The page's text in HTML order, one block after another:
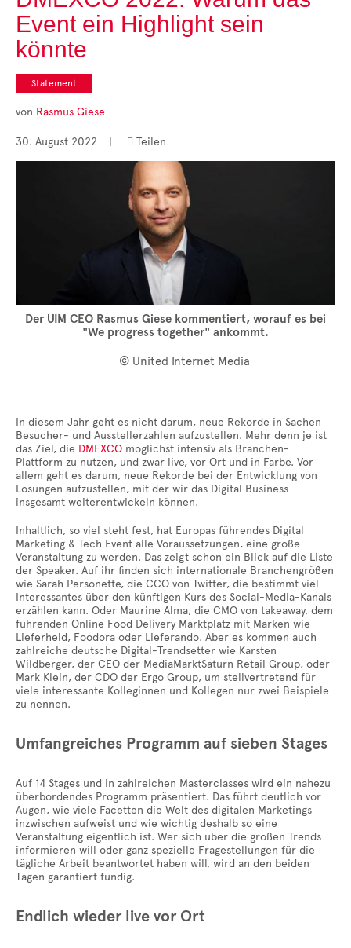
Cases
• Themen-Serien
• Kurzinterviews
Event ein Highlight sein
könnte
Statement
von Rasmus Giese
30. August 2022 |  Teilen
Der UIM CEO Rasmus Giese kommentiert, worauf es bei
"We progress together" ankommt.
© United Internet Media
In diesem Jahr geht es nicht darum, neue Rekorde in Sachen
Besucher- und Ausstellerzahlen aufzustellen. Mehr denn je ist
das Ziel, die DMEXCO möglichst intensiv als Branchen-
Plattform zu nutzen, und zwar live, vor Ort und in Farbe. Vor
allem geht es darum, neue Rekorde bei der Entwicklung von
Lösungen aufzustellen, mit der wir das Digital Business
insgesamt weiterentwickeln können.
Inhaltlich, so viel steht fest, hat Europas führendes Digital
Marketing & Tech Event alle Voraussetzungen, eine große
Veranstaltung zu werden. Das zeigt schon ein Blick auf die Liste
der Speaker. Auf ihr finden sich internationale Branchengrößen
wie Sarah Personette, die CCO von Twitter, die bestimmt viel
Interessantes über den künftigen Kurs des Social-Media-Kanals
erzählen kann. Oder Maurine Alma, die CMO von takeaway, dem
führenden Online Food Delivery Marktplatz mit Marken wie
Lieferheld, Foodora oder Lieferando. Aber es kommen auch
zahlreiche deutsche Digital-Trendsetter wie Karsten
Wildberger, der CEO der MediaMarktSaturn Retail Group, oder
Mark Klein, der CDO der Ergo Group, um stellvertretend für
viele interessante Kolleginnen und Kollegen nur zwei Beispiele
zu nennen.
Umfangreiches Programm auf sieben Stages
Auf 14 Stages und in zahlreichen Masterclasses wird ein nahezu
überbordendes Programm präsentiert. Das führt deutlich vor
Augen, wie viele Facetten die Welt des digitalen Marketings
inzwischen aufweist und wie wichtig deshalb so eine
Veranstaltung eigentlich ist. Wer sich über die großen Trends
informieren will oder ganz spezielle Fragestellungen für die
tägliche Arbeit beantwortet haben will, wird an den beiden
Tagen garantiert fündig.
Endlich wieder live vor Ort